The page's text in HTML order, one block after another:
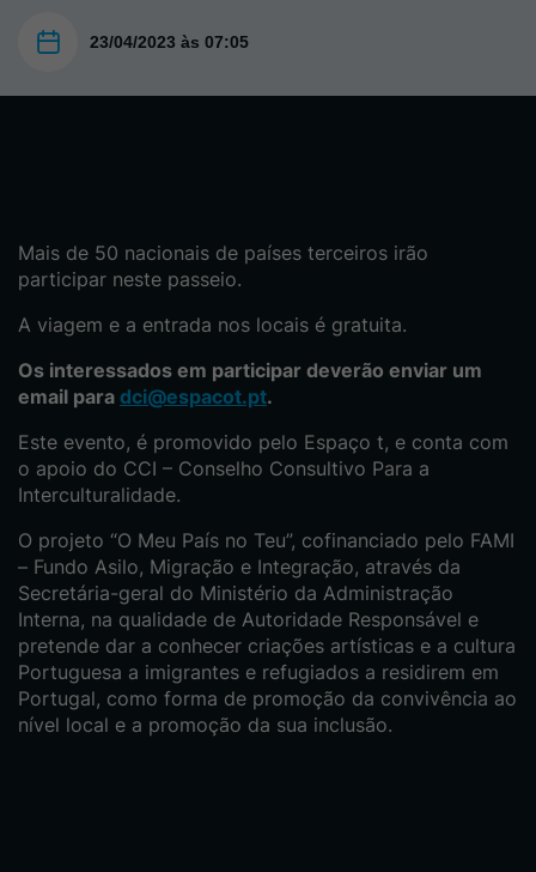
23/04/2023 às 07:05
Mais de 50 nacionais de países terceiros irão
participar neste passeio.
A viagem e a entrada nos locais é gratuita.
Os interessados em participar deverão enviar um
email para dci@espacot.pt.
Este evento, é promovido pelo Espaço t, e conta com
o apoio do CCI – Conselho Consultivo Para a
Interculturalidade.
O projeto “O Meu País no Teu”, cofinanciado pelo FAMI
– Fundo Asilo, Migração e Integração, através da
Secretária-geral do Ministério da Administração
Interna, na qualidade de Autoridade Responsável e
pretende dar a conhecer criações artísticas e a cultura
Portuguesa a imigrantes e refugiados a residirem em
Portugal, como forma de promoção da convivência ao
nível local e a promoção da sua inclusão.